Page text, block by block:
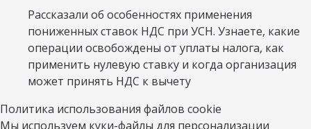
Рассказали об особенностях применения
пониженных ставок НДС при УСН. Узнаете, какие
операции освобождены от уплаты налога, как
применить нулевую ставку и когда организация
может принять НДС к вычету
Политика использования файлов cookie
Мы используем куки-файлы для персонализации